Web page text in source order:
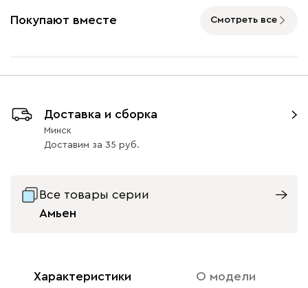
Ультра 1511
Айвори (Ivory)
Горчичный
Дымчатый
Минт
Покупают вместе Смотреть все
Доставка и сборка
Минск
Доставим за 35
Все товары серии
Амьен
Характеристики О модели